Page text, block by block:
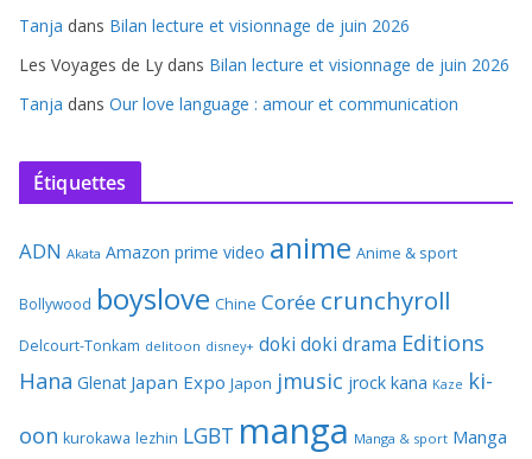
Tanja dans Bilan lecture et visionnage de juin 2026
Les Voyages de Ly dans Bilan lecture et visionnage de juin 2026
Tanja dans Our love language : amour et communication
Étiquettes
ADN Akata Amazon prime video anime Anime & sport
Bollywood boyslove Chine Corée crunchyroll
Delcourt-Tonkam delitoon disney+ doki doki drama Editions
Hana Glenat Japan Expo Japon jmusic jrock kana Kaze ki-
oon kurokawa lezhin LGBT manga Manga & sport Manga